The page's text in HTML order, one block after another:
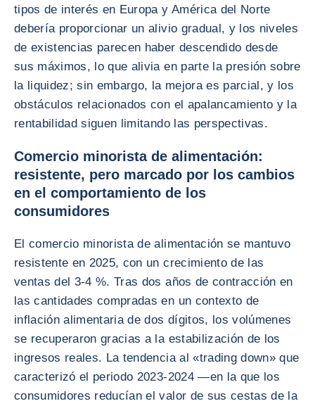
tipos de interés en Europa y América del Norte
debería proporcionar un alivio gradual, y los niveles
de existencias parecen haber descendido desde
sus máximos, lo que alivia en parte la presión sobre
la liquidez; sin embargo, la mejora es parcial, y los
obstáculos relacionados con el apalancamiento y la
rentabilidad siguen limitando las perspectivas.
Comercio minorista de alimentación:
resistente, pero marcado por los cambios
en el comportamiento de los
consumidores
El comercio minorista de alimentación se mantuvo
resistente en 2025, con un crecimiento de las
ventas del 3-4 %. Tras dos años de contracción en
las cantidades compradas en un contexto de
inflación alimentaria de dos dígitos, los volúmenes
se recuperaron gracias a la estabilización de los
ingresos reales. La tendencia al «trading down» que
caracterizó el periodo 2023-2024 —en la que los
consumidores reducían el valor de sus cestas de la